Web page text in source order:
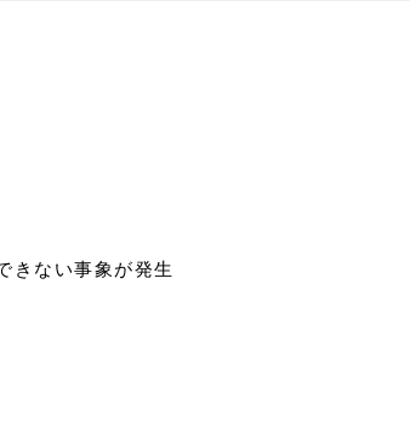
きない事象が発生